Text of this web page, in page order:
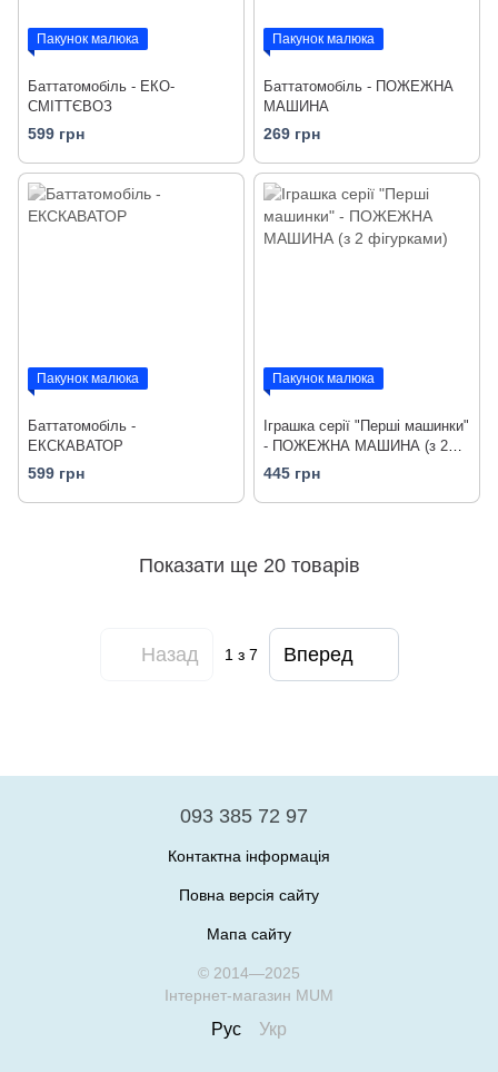
Пакунок малюка
Баттатомобіль - ЕКО-
СМІТТЄВОЗ
599 грн
Пакунок малюка
Баттатомобіль - ПОЖЕЖНА
МАШИНА
269 грн
Пакунок малюка
Баттатомобіль -
ЕКСКАВАТОР
599 грн
Пакунок малюка
Іграшка серії "Першi машинки"
- ПОЖЕЖНА МАШИНА (з 2
фігурками)
445 грн
Показати ще 20 товарів
Назад 1з 7 Вперед
093 385 72 97
Контактна інформація
Повна версія сайту
Мапа сайту
© 2014—2025
Інтернет-магазин MUM
Рус Укр